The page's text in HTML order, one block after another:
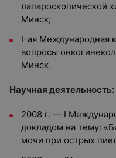
лапароскопической
Минск;
I-ая Международная
вопросы
Минск.
Научная деятельность:
2008 г. — I
докладом на тему:
мочи при острых